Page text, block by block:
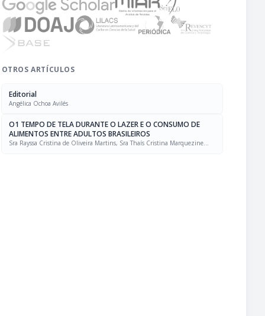
OTROS ARTÍCULOS
Editorial
Angélica Ochoa Avilés
O1 TEMPO DE TELA DURANTE O LAZER E O CONSUMO DE
ALIMENTOS ENTRE ADULTOS BRASILEIROS
Sra Rayssa Cristina de Oliveira Martins, Sra Thaís Cristina Marquezine